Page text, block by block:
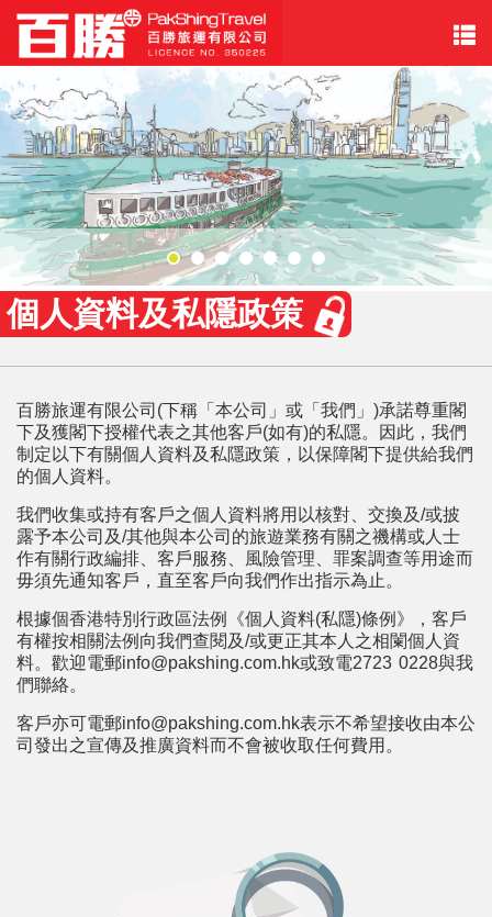
個人資料及私隱政策
百勝旅運有限公司(下稱「本公司」或「我們」)承諾尊重閣
下及獲閣下授權代表之其他客戶(如有)的私隱。因此，我們
制定以下有關個人資料及私隱政策，以保障閣下提供給我們
的個人資料。
我們收集或持有客戶之個人資料將用以核對、交換及/或披
露予本公司及/其他與本公司的旅遊業務有關之禨構或人士
作有關行政編排、客戶服務、風險管理、罪案調查等用途而
毋須先通知客戶，直至客戶向我們作出指示為止。
根據個香港特別行政區法例《個人資料(私隱)條例》，客戶
有權按相關法例向我們查閱及/或更正其本人之相闌個人資
料。歡迎電郵info@pakshing.com.hk或致電2723 0228與我
們聯絡。
客戶亦可電郵info@pakshing.com.hk表示不希望接收由本公
司發出之宣傳及推廣資料而不會被收取任何費用。